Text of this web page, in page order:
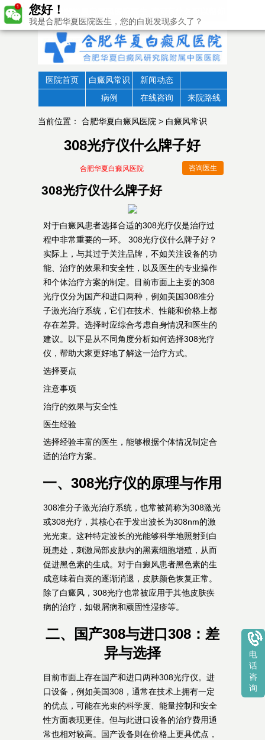
医院首页 白癜风常识
新闻动态
病例
在线咨询 来院路线
当前位置： 合肥华夏白癜风医院 > 白癜风常识
308光疗仪什么牌子好
合肥华夏白癜风医院 咨询医生
308光疗仪什么牌子好
对于白癜风患者选择合适的308光疗仪是治疗过
程中非常重要的一环。 308光疗仪什么牌子好？
实际上，与其过于关注品牌，不如关注设备的功
能、治疗的效果和安全性，以及医生的专业操作
和个体治疗方案的制定。目前市面上主要的308
光疗仪分为国产和进口两种，例如美国308准分
子激光治疗系统，它们在技术、性能和价格上都
存在差异。选择时应综合考虑自身情况和医生的
建议。以下是从不同角度分析如何选择308光疗
仪，帮助大家更好地了解这一治疗方式。
选择要点
注意事项
治疗的效果与安全性
医生经验
选择经验丰富的医生，能够根据个体情况制定合
适的治疗方案。
一、308光疗仪的原理与作用
308准分子激光治疗系统，也常被简称为308激光
或308光疗，其核心在于发出波长为308nm的激
光光束。这种特定波长的光能够科学地照射到白
斑患处，刺激局部皮肤内的黑素细胞增殖，从而
促进黑色素的生成。对于白癜风患者黑色素的生
成意味着白斑的逐渐消退，皮肤颜色恢复正常。
除了白癜风，308光疗也常被应用于其他皮肤疾
病的治疗，如银屑病和顽固性湿疹等。
二、国产308与进口308：差
异与选择
目前市面上存在国产和进口两种308光疗仪。进
口设备，例如美国308，通常在技术上拥有一定
的优点，可能在光束的科学度、能量控制和安全
性方面表现更佳。但与此进口设备的治疗费用通
常也相对较高。国产设备则在价格上更具优点，
您好！
我是合肥华夏医院医生，您的白斑发现多久了？
电
话
咨
询